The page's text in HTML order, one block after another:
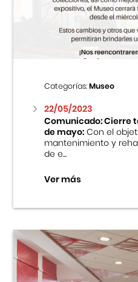
Centro Cultural
Museo de la
Fondo Editorial
Teatro Peruano
Categorías:Museo
22/05/2023
Comunicado: Cierre
de mayo:Con el
mantenimiento y
de e...
Ver más